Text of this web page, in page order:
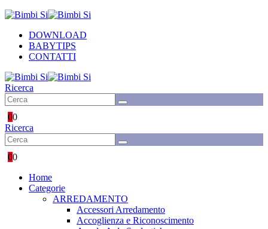
DOWNLOAD
BABYTIPS
CONTATTI
Ricerca
00
Ricerca
00
Home
Categorie
ARREDAMENTO
Accessori Arredamento
Accoglienza e Riconoscimento